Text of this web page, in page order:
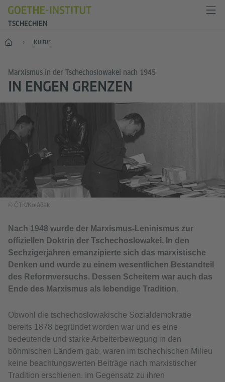
TSCHECHIEN
Start Kultur
Marxismus in der Tschechoslowakei nach 1945
IN ENGEN GRENZEN
© ČTK/Koláček
Nach 1948 wurde der Marxismus-Leninismus zur
offiziellen Doktrin der Tschechoslowakei. In den
Sechzigerjahren emanzipierte sich das marxistische
Denken und wurde zu einem wesentlichen Bestandteil
des Reformversuchs. Dessen Scheitern war auch das
Ende des Marxismus als lebendige Tradition.
Obwohl die tschechoslowakische Sozialdemokratie
bereits 1878 begründet worden war und es eine
bedeutende und starke Arbeiterbewegung in den
böhmischen Ländern gab, waren im tschechischen Milieu
keine beachtungswerten Beiträge nach marxistischer
Tradition erschienen. Im Gegensatz zu ihren